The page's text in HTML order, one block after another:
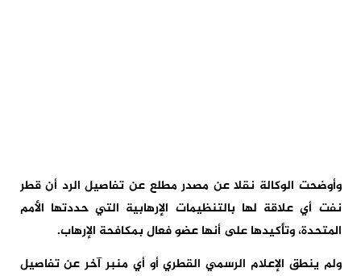
وأوضحت الوكالة نقلا عن مصدر مطلع عن تفاصيل الرد أن قطر
نفت أي علاقة لها بالتنظيمات الإرهابية التي حددتها الأمم
المتحدة، وتأكيدها على أنها عضو فعال بمكافحة الإرهاب.
ولم ينطق الإعلام الرسمي القطري أو أي منبر آخر عن تفاصيل